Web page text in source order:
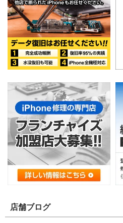
店舗ブログ